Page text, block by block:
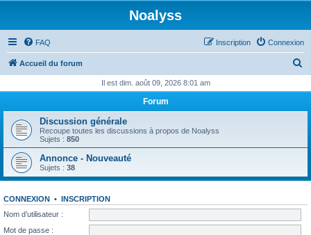
Noalyss
FAQ Connexion
Inscription
Accueil du forum
h
r
h
Il est dim. août 09, 2026 8:01 am
Forum
Discussion générale
Recoupe toutes les discussions à propos de Noalyss
Sujets : 850
Annonce - Nouveauté
Sujets : 38
CONNEXION • INSCRIPTION
Nom d’utilisateur :
Mot de passe :